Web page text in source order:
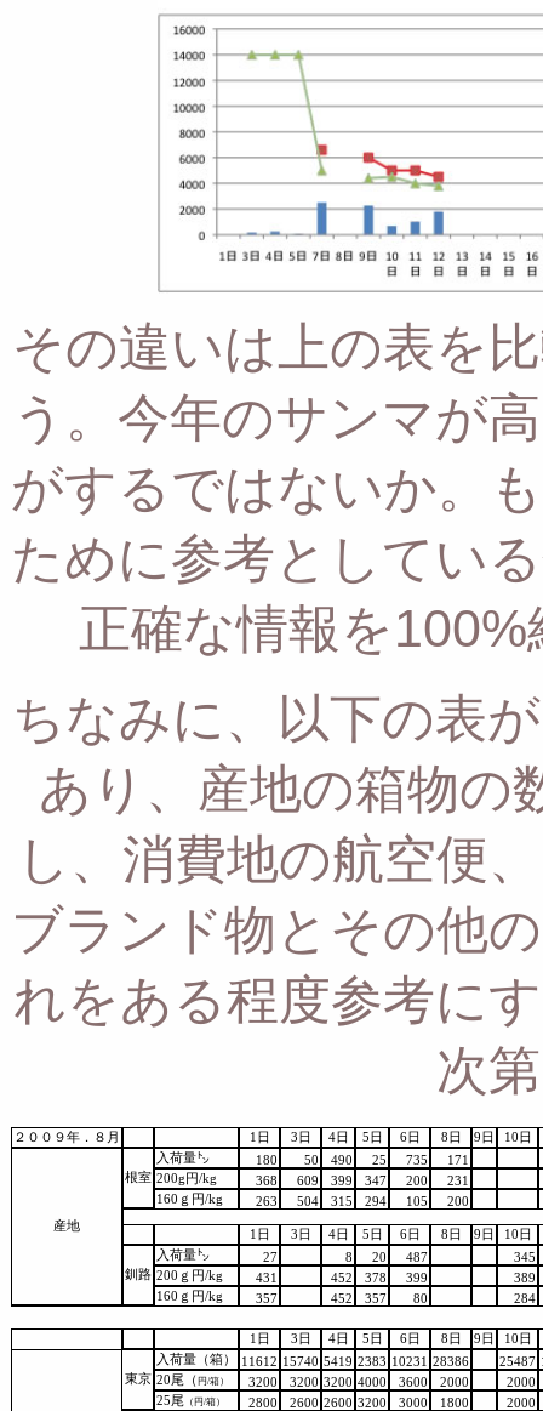
その違いは上の表を
う。 今年のサンマが
がするではないか。
ために参考としてい
正確な情報を
ちなみに、以下の表
あり、 産地の箱物の
し、 消費地の航空便
ブランド物とその他
れをある程度参考に
次
２００９年．８月 1日 3日 4日 5日 6日 8日 9日 10日
産地
根室
入荷量㌧ 180 50 490 25 735
171
200g円/kg
368 609 399 347 200
231
160ｇ円/kg
263 504 315 294 105 200
1日 3日 4日 5日 6日 8日 9日 10日
釧路
入荷量㌧ 27 8 20 487
345
200ｇ円/kg
431 452 378 399
389
160ｇ円/kg
357 452 357 80 284
1日 3日 4日 5日 6日 8日 9日 10日
東京
入荷量（箱） 11612 15740 5419 2383 10231 28386 25487
20尾（ 円/箱） 3200 3200 3200 4000 3600 2000
2000
25尾
（円/箱） 2800 2600 2600 3200 3000 1800 2000